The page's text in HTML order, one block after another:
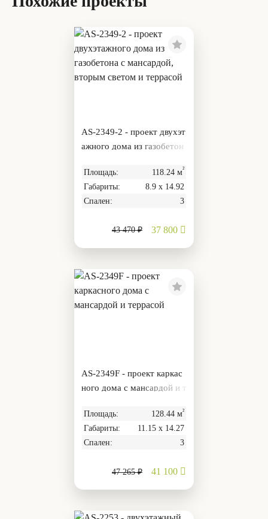
AS-2349-2 - проект двухэт
ажного дома из газобетон
том и террасой
Площадь: 118.24 м²
Габариты:
8.9 х 14.92
Спален:
3
43 470 ₽ 37 800
AS-2349F - проект каркас
ного дома с мансардой и т
Площадь: 128.44 м²
Габариты:
11.15 х 14.27
Спален:
3
47 265 ₽ 41 100